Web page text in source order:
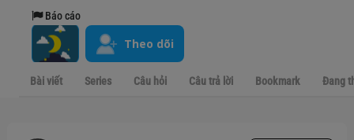
Báo cáo
Theo dõi
Bài viết Series Câu hỏi Câu trả lời Bookmark Đang